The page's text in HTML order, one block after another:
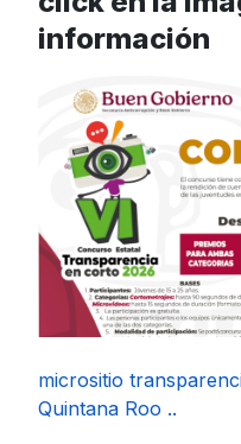
información
micrositio
Quintana Roo ..